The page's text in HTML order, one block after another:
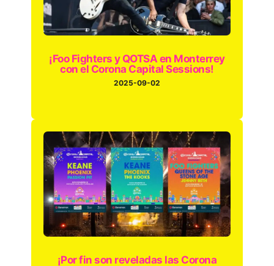
¡Foo Fighters y QOTSA en Monterrey
con el Corona Capital Sessions!
2025-09-02
¡Por fin son reveladas las Corona